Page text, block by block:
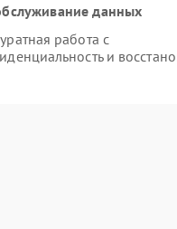
данных
работа с
и